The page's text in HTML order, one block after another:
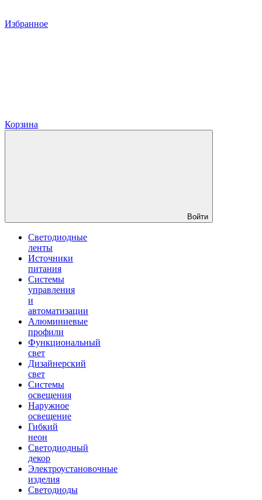
Избранное
Корзина
Войти
Светодиодные
ленты
Источники
питания
Системы
управления
и
автоматизации
Алюминиевые
профили
Функциональный
свет
Дизайнерский
свет
Системы
освещения
Наружное
освещение
Гибкий
неон
Светодиодный
декор
Электроустановочные
изделия
Светодиоды